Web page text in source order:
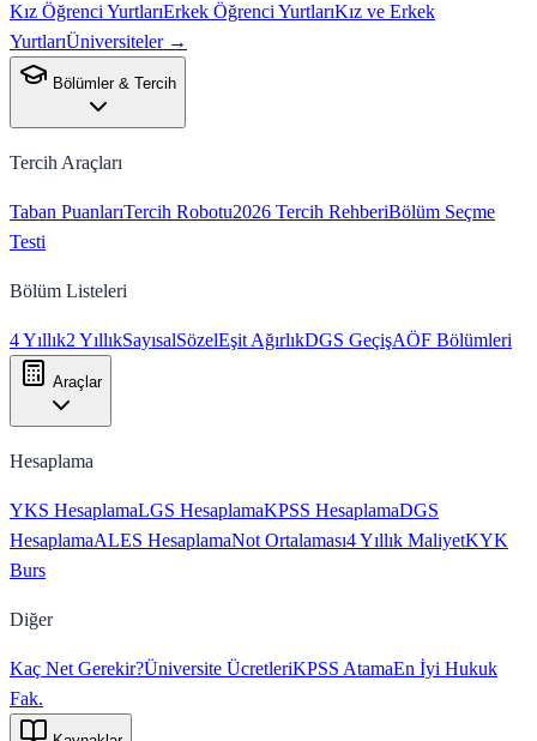
Kız Öğrenci YurtlarıErkek Öğrenci YurtlarıKız ve Erkek
YurtlarıÜniversiteler →
Bölümler & Tercih
Tercih Araçları
Taban PuanlarıTercih Robotu2026 Tercih RehberiBölüm Seçme
Testi
Bölüm Listeleri
4 Yıllık2 YıllıkSayısalSözelEşit AğırlıkDGS GeçişAÖF Bölümleri
Araçlar
Hesaplama
YKS HesaplamaLGS HesaplamaKPSS HesaplamaDGS
HesaplamaALES HesaplamaNot Ortalaması4 Yıllık MaliyetKYK
Burs
Diğer
Kaç Net Gerekir?Üniversite ÜcretleriKPSS AtamaEn İyi Hukuk
Fak.